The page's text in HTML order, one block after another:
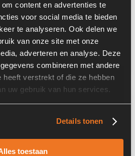
content en advertenties te
voor social media te bieden
te analyseren. Ook delen we
van onze site met onze
adverteren en analyse. Deze
combineren met andere
heeft verstrekt of die ze hebben
uw gebruik van hun services.
Details tonen
toestaan
4C11M
Nederland
Ahlmann AZ 150